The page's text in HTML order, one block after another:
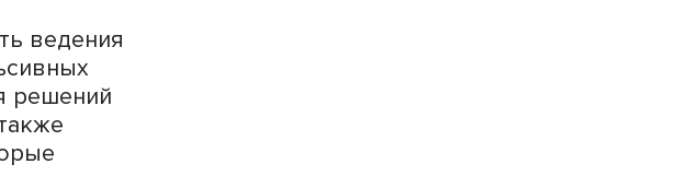
стать жертвой
он запутывает
и далее